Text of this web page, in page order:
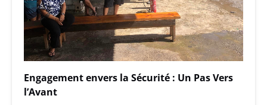
Engagement envers la Sécurité : Un Pas Vers
l’Avant